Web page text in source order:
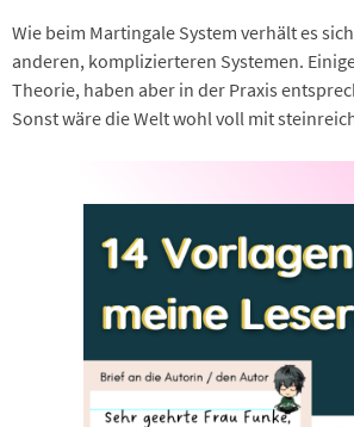
Wie beim Martingale System verhält es
anderen, komplizierteren Systemen.
Theorie, haben aber in der Praxis
Sonst wäre die Welt wohl voll mit